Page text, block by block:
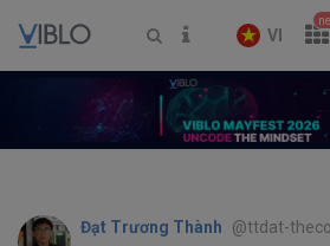
VI
Đạt Trương Thành @ttdat-